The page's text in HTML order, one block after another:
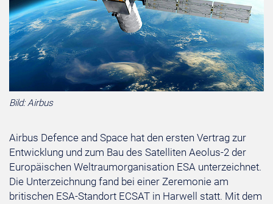
Bild: Airbus
Airbus Defence and Space hat den ersten Vertrag zur
Entwicklung und zum Bau des Satelliten Aeolus-2 der
Europäischen Weltraumorganisation ESA unterzeichnet.
Die Unterzeichnung fand bei einer Zeremonie am
britischen ESA-Standort ECSAT in Harwell statt. Mit dem